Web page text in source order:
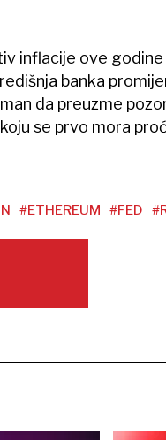
inflacije ove
banka
da preuzme
se prvo mora
#ETHEREUM #FED